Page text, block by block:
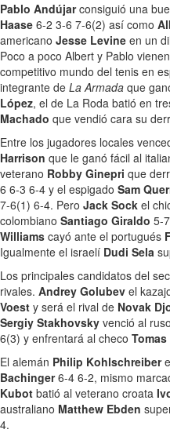
Pablo Andújarconsiguió una
Haase 6-2 3-6 7-6(2) así como
americano Jesse Levine en un
Poco a poco Albert y Pablo
competitivo mundo del tenis en
integrante de La Armada que
López, el de La Roda batió en
Machado que vendió cara su
Entre los jugadores locales
Harrison que le ganó fácil al
veterano Robby Ginepri que
6 6-3 6-4 y el espigado Sam
7-6(1) 6-4. Pero Jack Sock el
colombiano Santiago Giraldo 5-
Williams cayó ante el portugués
Igualmente el israelí Dudi Sela
Los principales candidatos del
rivales. Andrey Golubev el
Voest y será el rival de Novak
Sergiy Stakhovsky venció al ruso
6(3) y enfrentará al checo
El alemán Philip Kohlschreiber
Bachinger6-4 6-2, mismo
Kubot batió al veterano croata
australiano Matthew Ebden
4.